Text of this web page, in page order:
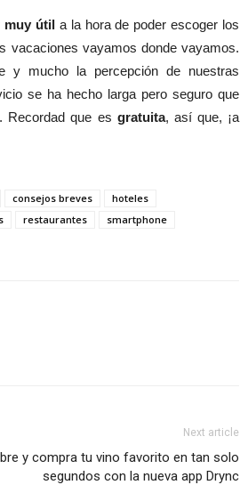
muy útil a la hora de poder escoger los
vacaciones vayamos donde vayamos.
y mucho la percepción de nuestras
se ha hecho larga pero seguro que
Recordad que es gratuita, así que, ¡a
consejos breves
hoteles
restaurantes
smartphone
Next article
y compra tu vino favorito en tan solo
segundos con la nueva app Drync